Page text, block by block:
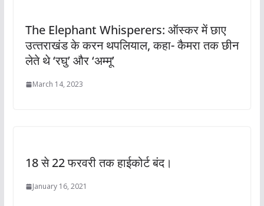
The Elephant Whisperers: ऑस्‍कर में छाए
उत्‍तराखंड के करन थपलियाल, कहा- कैमरा तक छीन
लेते थे ‘रघु’ और ‘अम्‍मू’
March 14, 2023
18 से 22 फरवरी तक हाईकोर्ट बंद।
January 16, 2021